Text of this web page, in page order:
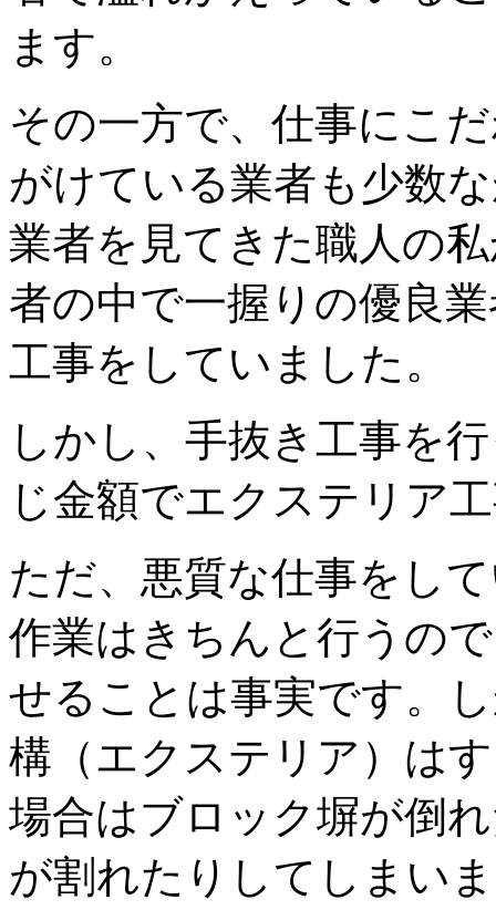
ます。
その一方で、仕事にこ
がけている業者も少数
業者を見てきた職人の
者の中で一握りの優良
工事をしていました。
しかし、手抜き工事を
じ金額でエクステリア
ただ、悪質な仕事をし
作業はきちんと行うの
せることは事実です。
構（エクステリア）は
場合はブロック塀が倒
が割れたりしてしまい